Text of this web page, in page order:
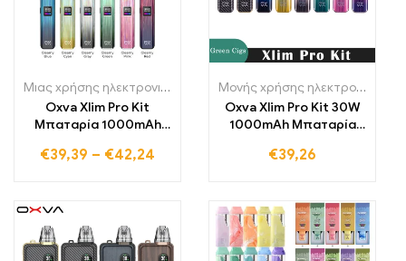
Μιας χρήσης ηλεκτρονικά τσιγάρα Λιθουανία ,Μονής χρήσης
Oxva Xlim Pro Kit
Μπαταρία 1000mAh
άδειο δοχείο 0.6/0,8
€39,39 – €42,24
Μονής χρήσης ηλεκτρονικά τσιγάρα Πολωνία
Oxva Xlim Pro Kit 30W
1000mAh Μπαταρία
Ανταλλακτικό 0.6/0,8
€39,26